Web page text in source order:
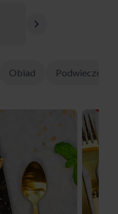
Obiad Podwieczorek